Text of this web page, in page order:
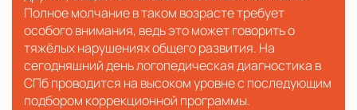
Полное молчание в таком возрасте требует
особого внимания, ведь это может говорить о
тяжёлых нарушениях общего развития. На
сегодняшний день логопедическая диагностика в
СПб проводится на высоком уровне с последующим
подбором коррекционной программы.